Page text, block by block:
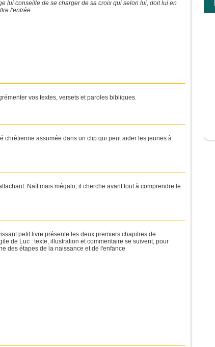
lui conseille de se charger de sa croix qui selon lui, doit lui en
l'entrée.
vos textes, versets et paroles bibliques.
chrétienne assumée dans un clip qui peut aider les jeunes à
Naïf mais mégalo, il cherche avant tout à comprendre le
petit livre présente les deux premiers chapitres de
de Luc : texte, illustration et commentaire se suivent, pour
des étapes de la naissance et de l'enfance